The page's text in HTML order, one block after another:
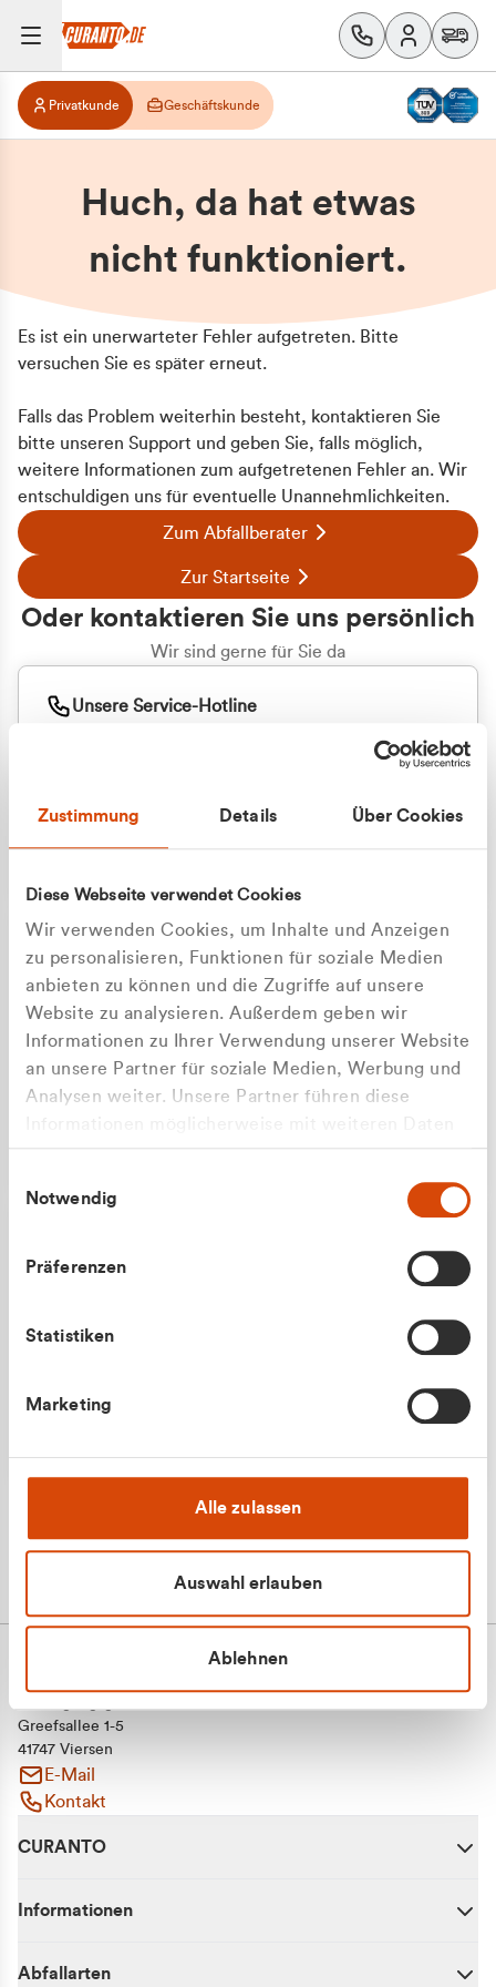
Zustimmung Details Über Cookies
Diese Webseite verwendet Cookies
Wir verwenden Cookies, um Inhalte und Anzeigen
zu personalisieren, Funktionen für soziale Medien
anbieten zu können und die Zugriffe auf unsere
Website zu analysieren. Außerdem geben wir
Informationen zu Ihrer Verwendung unserer Website
an unsere Partner für soziale Medien, Werbung und
Analysen weiter. Unsere Partner führen diese
gesammelt haben.
Notwendig
Präferenzen
Statistiken
Marketing
Alle zulassen
Auswahl erlauben
Ablehnen
Privatkunde Geschäftskunde
Huch, da hat etwas
nicht funktioniert.
Es ist ein unerwarteter Fehler aufgetreten. Bitte
versuchen Sie es später erneut.
Falls das Problem weiterhin besteht, kontaktieren Sie
bitte unseren Support und geben Sie, falls möglich,
weitere Informationen zum aufgetretenen Fehler an. Wir
entschuldigen uns für eventuelle Unannehmlichkeiten.
Zum Abfallberater
Zur Startseite
Oder kontaktieren Sie uns persönlich
Wir sind gerne für Sie da
Unsere Service-Hotline
+49 177 8376058
Apilash Balanesan
Greefsallee 1-5
41747 Viersen
E-Mail
Kontakt
CURANTO
Informationen
Abfallarten